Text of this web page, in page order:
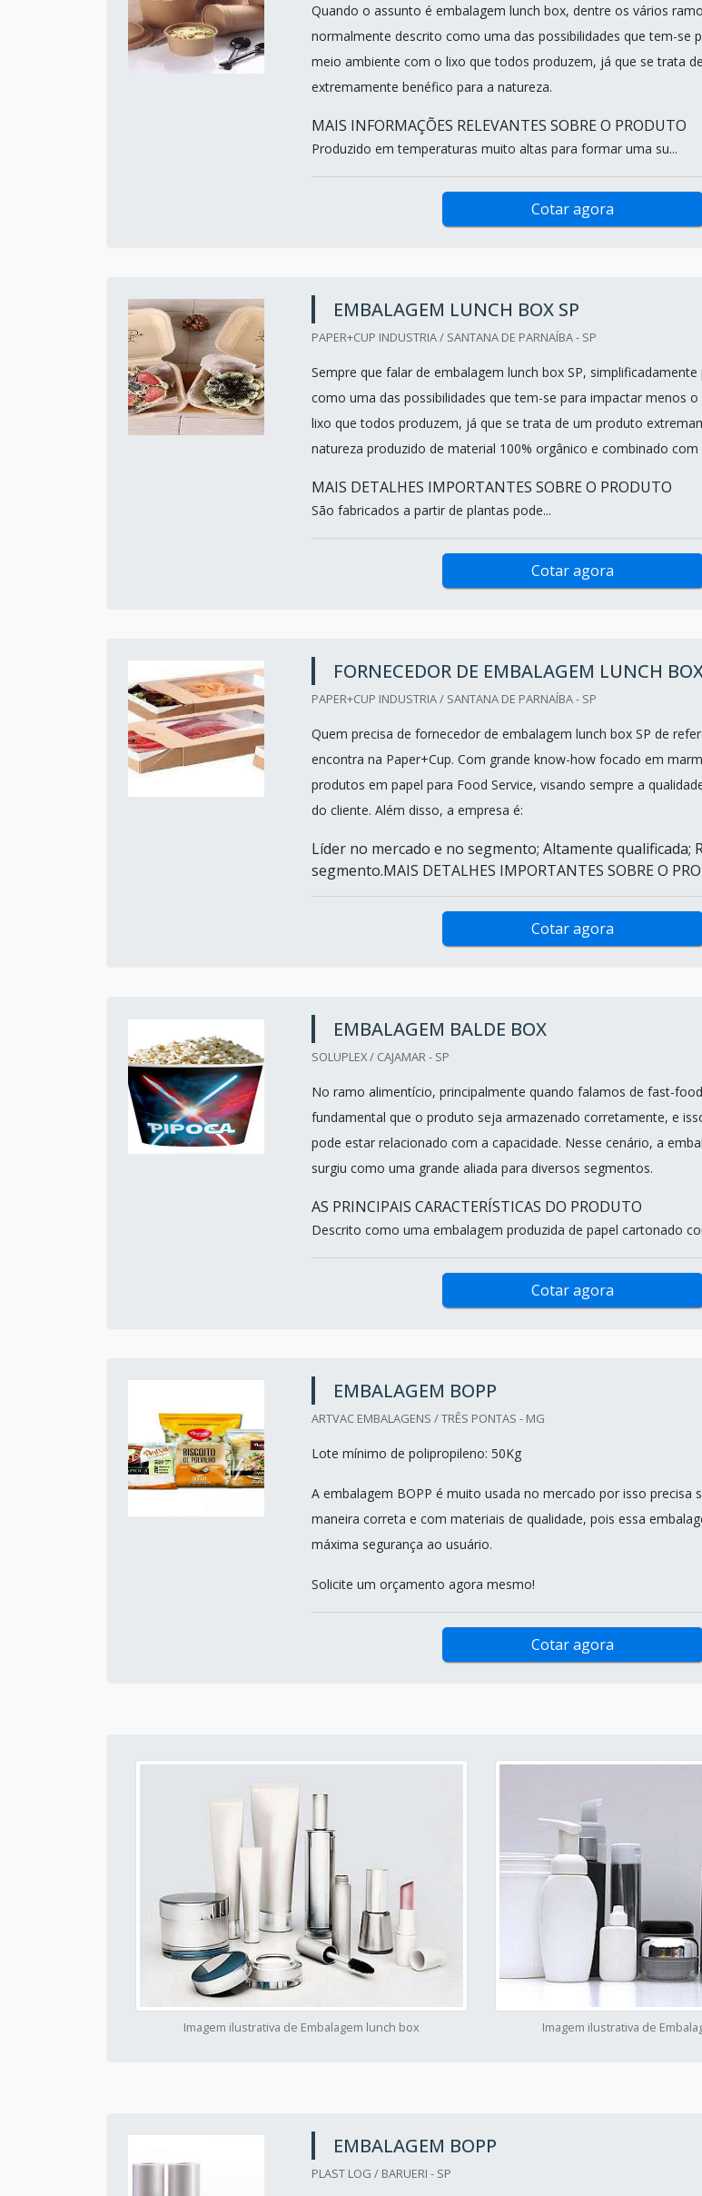
Quando o assunto é embalagem lunch box, dentre os vários
normalmente descrito como uma das possibilidades que tem-se
meio ambiente com o lixo que todos produzem, já que se trata
extremamente benéfico para a natureza.
MAIS INFORMAÇÕES RELEVANTES SOBRE O PRODUTO
Produzido em temperaturas muito altas para formar uma su...
Cotar agora
EMBALAGEM LUNCH BOX SP
PAPER+CUP INDUSTRIA / SANTANA DE PARNAÍBA - SP
Sempre que falar de embalagem lunch box SP,
como uma das possibilidades que tem-se para impactar menos
lixo que todos produzem, já que se trata de um produto
natureza produzido de material 100% orgânico e combinado com
MAIS DETALHES IMPORTANTES SOBRE O PRODUTO
São fabricados a partir de plantas pode...
Cotar agora
FORNECEDOR DE EMBALAGEM LUNCH
PAPER+CUP INDUSTRIA / SANTANA DE PARNAÍBA - SP
Quem precisa de fornecedor de embalagem lunch box SP de
encontra na Paper+Cup. Com grande know-how focado em
produtos em papel para Food Service, visando sempre a
do cliente. Além disso, a empresa é:
Líder no mercado e no segmento; Altamente qualificada;
segmento.MAIS DETALHES IMPORTANTES SOBRE O
Cotar agora
EMBALAGEM BALDE BOX
SOLUPLEX / CAJAMAR - SP
No ramo alimentício, principalmente quando falamos de fast-
fundamental que o produto seja armazenado corretamente, e
pode estar relacionado com a capacidade. Nesse cenário, a
surgiu como uma grande aliada para diversos segmentos.
AS PRINCIPAIS CARACTERÍSTICAS DO PRODUTO
Descrito como uma embalagem produzida de papel cartonado
Cotar agora
EMBALAGEM BOPP
ARTVAC EMBALAGENS / TRÊS PONTAS - MG
Lote mínimo de polipropileno: 50Kg
A embalagem BOPP é muito usada no mercado por isso precisa
maneira correta e com materiais de qualidade, pois essa
máxima segurança ao usuário.
Solicite um orçamento agora mesmo!
Cotar agora
Imagem ilustrativa de Embalagem lunch box Imagem ilustrativa de
EMBALAGEM BOPP
PLAST LOG / BARUERI - SP